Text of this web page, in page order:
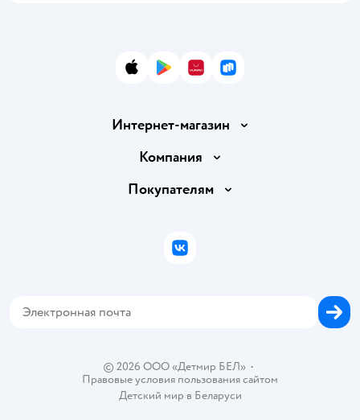
App StoreGoogle Play
AppGallery
RuStore
Интернет-магазин
Доставка и оплата
Правила продажи
Политика использования файлов cookie
Компания
Вакансии
Покупателям
Бонусные карты
© 2026 ООО «Детмир БЕЛ»•
Правовые условия пользования сайтом
Детский мир в Беларуси
ВКонтакте